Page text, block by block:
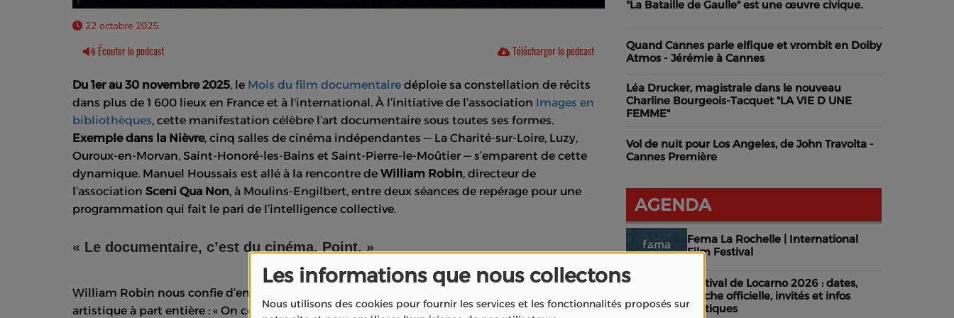
Les informations que nous collectons
Nous utilisons des cookies pour fournir les services et les fonctionnalités proposés sur
22 octobre 2025
Écouter le podcast Télécharger le podcast
Du 1er au 30 novembre 2025, le Mois du film documentaire déploie sa constellation de récits
dans plus de 1 600 lieux en France et à l'international. À l’initiative de l’association Images en
bibliothèques, cette manifestation célèbre l’art documentaire sous toutes ses formes.
Exemple dans la Nièvre, cinq salles de cinéma indépendantes — La Charité-sur-Loire, Luzy,
Ouroux-en-Morvan, Saint-Honoré-les-Bains et Saint-Pierre-le-Moûtier — s’emparent de cette
dynamique. Manuel Houssais est allé à la rencontre de William Robin, directeur de
l’association Sceni Qua Non, à Moulins-Engilbert, entre deux séances de repérage pour une
programmation qui fait le pari de l’intelligence collective.
« Le documentaire, c’est du cinéma. Point. »
William Robin nous confie d’emblée son attachement au documentaire comme geste
artistique à part entière : « On célèbre le documentaire tout au long de l’année, mais novembre
"La Bataille de Gaulle" est une œuvre civique.
Quand Cannes parle elfique et vrombit en Dolby
Atmos - Jérémie à Cannes
Léa Drucker, magistrale dans le nouveau
Charline Bourgeois-Tacquet "LA VIE D UNE
FEMME"
Vol de nuit pour Los Angeles, de John Travolta -
Cannes Première
AGENDA
Fema La Rochelle | International
Film Festival
Festival de Locarno 2026 : dates,
affiche officielle, invités et infos
pratiques